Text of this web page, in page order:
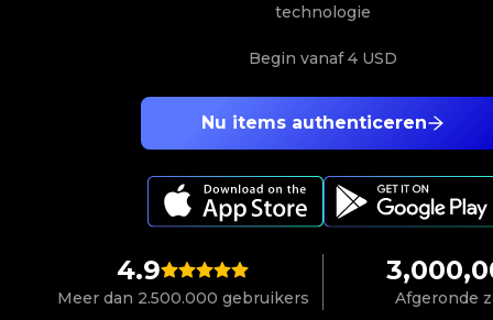
4.9
Meer dan 2.500.000 gebruikers Afgeronde
Nu items authenticeren
technologie
Begin vanaf4 USD